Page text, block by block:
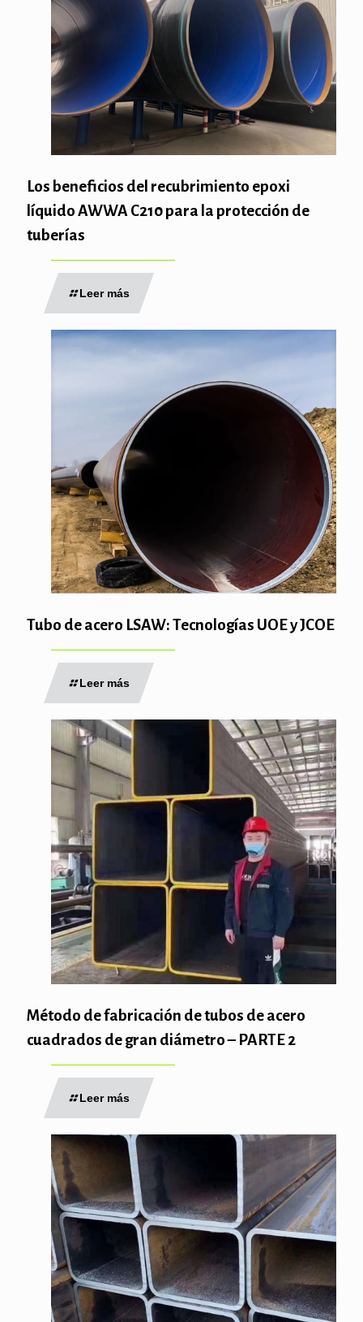
Los beneficios del recubrimiento epoxi
líquido AWWA C210 para la protección de
tuberías
Leer más
Tubo de acero LSAW: Tecnologías UOE y JCOE
Leer más
Método de fabricación de tubos de acero
cuadrados de gran diámetro – PARTE 2
Leer más